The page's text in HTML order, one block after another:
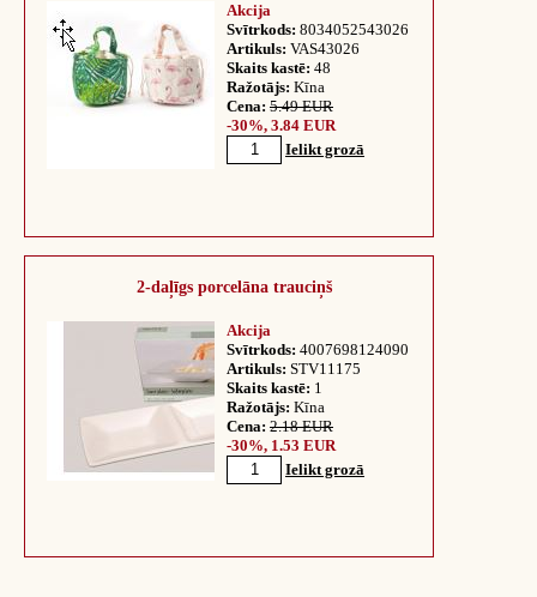
Akcija
Svītrkods: 8034052543026
Artikuls: VAS43026
Skaits kastē: 48
Ražotājs: Kīna
Cena: 5.49 EUR
-30%, 3.84 EUR
Ielikt grozā
2-daļīgs porcelāna trauciņš
Akcija
Svītrkods: 4007698124090
Artikuls: STV11175
Skaits kastē: 1
Ražotājs: Kīna
Cena: 2.18 EUR
-30%, 1.53 EUR
Ielikt grozā